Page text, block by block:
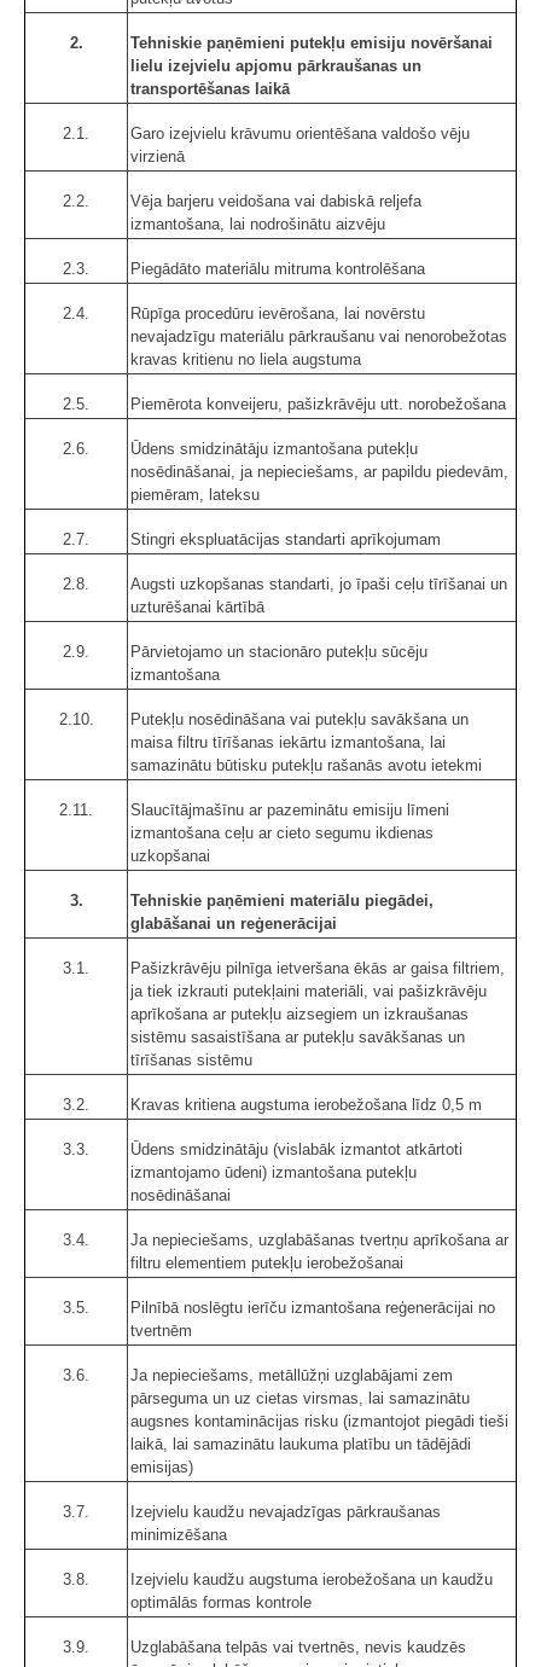
2.
Tehniskie paņēmieni putekļu emisiju novēršanai
lielu izejvielu apjomu pārkraušanas un
transportēšanas laikā
2.1.
Garo izejvielu krāvumu orientēšana valdošo vēju
virzienā
2.2.
Vēja barjeru veidošana vai dabiskā reljefa
izmantošana, lai nodrošinātu aizvēju
2.3. Piegādāto materiālu mitruma kontrolēšana
2.4.
Rūpīga procedūru ievērošana, lai novērstu
nevajadzīgu materiālu pārkraušanu vai nenorobežotas
kravas kritienu no liela augstuma
2.5. Piemērota konveijeru, pašizkrāvēju utt. norobežošana
2.6.
Ūdens smidzinātāju izmantošana putekļu
nosēdināšanai, ja nepieciešams, ar papildu piedevām,
piemēram, lateksu
2.7. Stingri ekspluatācijas standarti aprīkojumam
2.8.
Augsti uzkopšanas standarti, jo īpaši ceļu tīrīšanai un
uzturēšanai kārtībā
2.9.
Pārvietojamo un stacionāro putekļu sūcēju
izmantošana
2.10.
Putekļu nosēdināšana vai putekļu savākšana un
maisa filtru tīrīšanas iekārtu izmantošana, lai
samazinātu būtisku putekļu rašanās avotu ietekmi
2.11.
Slaucītājmašīnu ar pazeminātu emisiju līmeni
izmantošana ceļu ar cieto segumu ikdienas
uzkopšanai
3.
Tehniskie paņēmieni materiālu piegādei,
glabāšanai un reģenerācijai
3.1.
Pašizkrāvēju pilnīga ietveršana ēkās ar gaisa filtriem,
ja tiek izkrauti putekļaini materiāli, vai pašizkrāvēju
aprīkošana ar putekļu aizsegiem un izkraušanas
sistēmu sasaistīšana ar putekļu savākšanas un
tīrīšanas sistēmu
3.2. Kravas kritiena augstuma ierobežošana līdz 0,5 m
3.3.
Ūdens smidzinātāju (vislabāk izmantot atkārtoti
izmantojamo ūdeni) izmantošana putekļu
nosēdināšanai
3.4.
Ja nepieciešams, uzglabāšanas tvertņu aprīkošana ar
filtru elementiem putekļu ierobežošanai
3.5.
Pilnībā noslēgtu ierīču izmantošana reģenerācijai no
tvertnēm
3.6.
Ja nepieciešams, metāllūžņi uzglabājami zem
pārseguma un uz cietas virsmas, lai samazinātu
augsnes kontaminācijas risku (izmantojot piegādi tieši
laikā, lai samazinātu laukuma platību un tādējādi
emisijas)
3.7.
Izejvielu kaudžu nevajadzīgas pārkraušanas
minimizēšana
3.8.
Izejvielu kaudžu augstuma ierobežošana un kaudžu
optimālās formas kontrole
3.9.
Uzglabāšana telpās vai tvertnēs, nevis kaudzēs